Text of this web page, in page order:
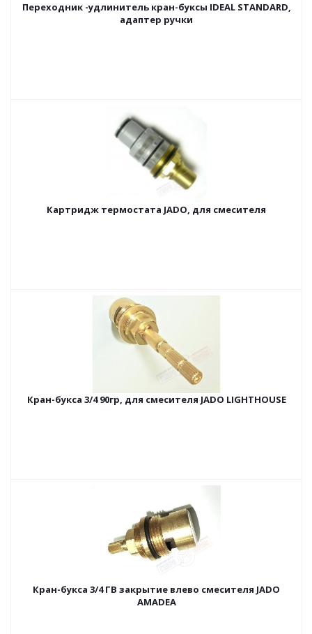
Переходник -удлинитель кран-буксы IDEAL STANDARD,
адаптер ручки
Картридж термостата JADO, для смесителя
Кран-букса 3/4 90гр, для смесителя JADO LIGHTHOUSE
Кран-букса 3/4 ГВ закрытие влево смесителя JADO
AMADEA